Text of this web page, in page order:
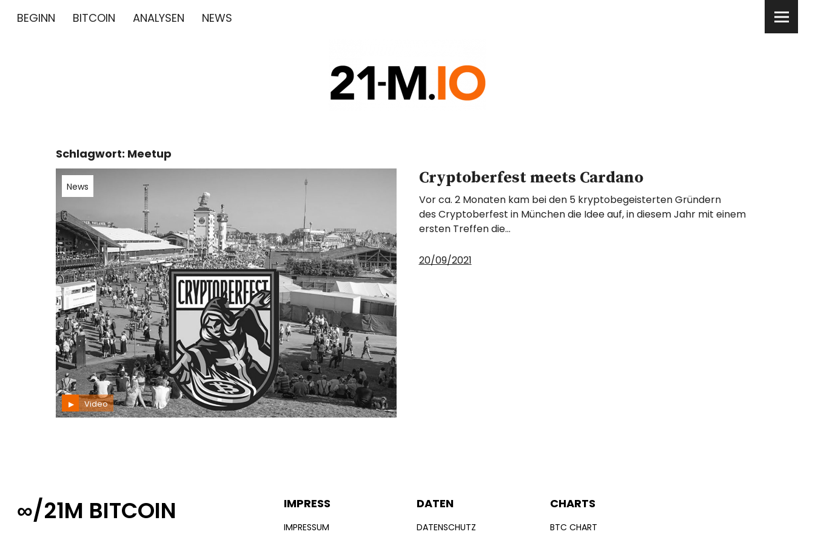
BEGINN BITCOIN ANALYSEN NEWS
∞/21M BITCOIN
Schlagwort: Meetup
Video
News Cryptoberfest meets Cardano
Vor ca. 2 Monaten kam bei den 5 kryptobegeisterten Gründern
des Cryptoberfest in München die Idee auf, in diesem Jahr mit einem
ersten Treffen die…
20/09/2021
∞/21M BITCOIN IMPRESS
IMPRESSUM
DATEN
DATENSCHUTZ
CHARTS
BTC CHART